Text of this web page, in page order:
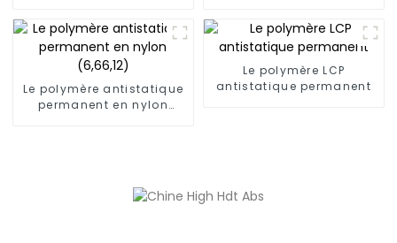
Le polymère antistatique
permanent en nylon
Le polymère LCP
antistatique permanent